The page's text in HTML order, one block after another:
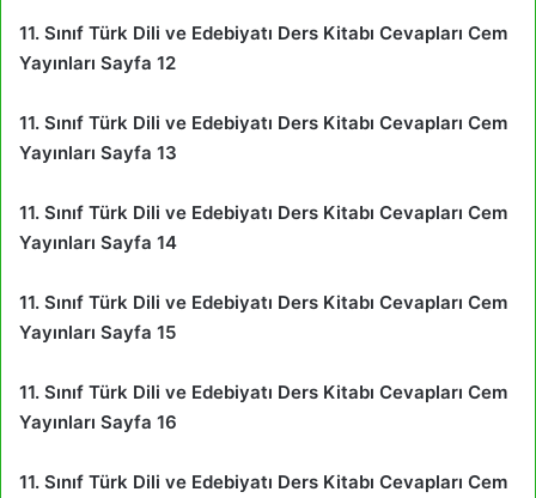
11. Sınıf Türk Dili ve Edebiyatı Ders Kitabı Cevapları Cem
Yayınları Sayfa 12
11. Sınıf Türk Dili ve Edebiyatı Ders Kitabı Cevapları Cem
Yayınları Sayfa 13
11. Sınıf Türk Dili ve Edebiyatı Ders Kitabı Cevapları Cem
Yayınları Sayfa 14
11. Sınıf Türk Dili ve Edebiyatı Ders Kitabı Cevapları Cem
Yayınları Sayfa 15
11. Sınıf Türk Dili ve Edebiyatı Ders Kitabı Cevapları Cem
Yayınları Sayfa 16
11. Sınıf Türk Dili ve Edebiyatı Ders Kitabı Cevapları Cem